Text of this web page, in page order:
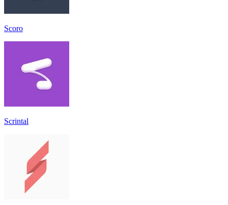
Scoro
Scrintal